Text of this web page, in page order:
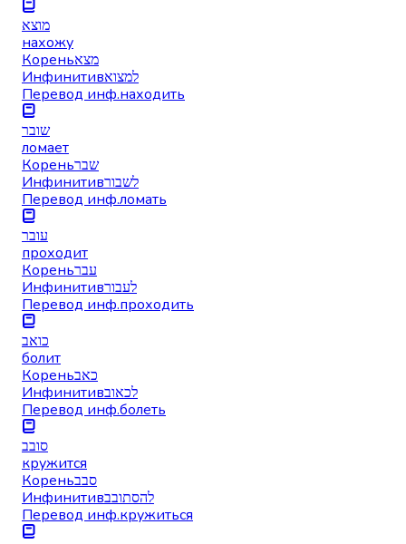
מוצא
нахожу
Кореньמצא
Инфинитивלמצוא
Перевод инф.находить
שובר
ломает
Кореньשבר
Инфинитивלשבור
Перевод инф.ломать
עובר
проходит
Кореньעבר
Инфинитивלעבור
Перевод инф.проходить
כואב
болит
Кореньכאב
Инфинитивלכאוב
Перевод инф.болеть
סובב
кружится
Кореньסבב
Инфинитивלהסתובב
Перевод инф.кружиться